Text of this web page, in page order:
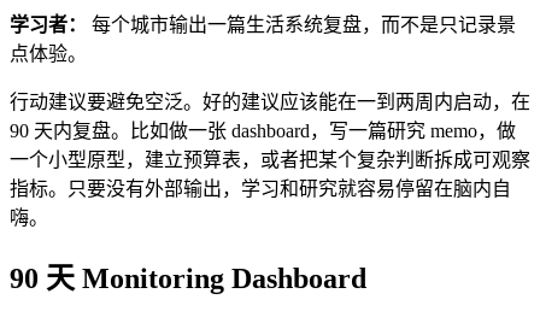
学习者：
每个城市输出一篇生活系统复盘，而不是只记录景
点体验。
行动建议要避免空泛。好的建议应该能在一到两周内启动，在
90 天内复盘。比如做一张 dashboard，写一篇研究 memo，做
一个小型原型，建立预算表，或者把某个复杂判断拆成可观察
指标。只要没有外部输出，学习和研究就容易停留在脑内自
嗨。
90 天 Monitoring Dashboard